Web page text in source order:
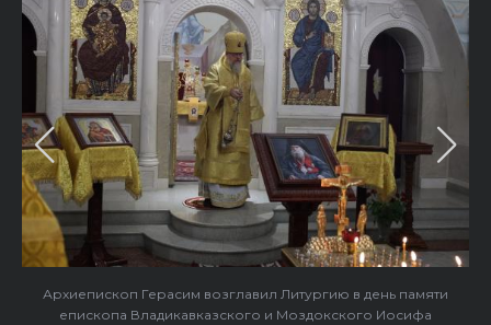
Архиепископ Герасим возглавил Литургию в день памяти
епископа Владикавказского и Моздокского Иосифа